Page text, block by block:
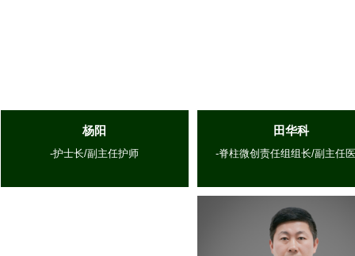
杨阳
-护士长/副主任护师
田华科
-脊柱微创责任组组长/副主任